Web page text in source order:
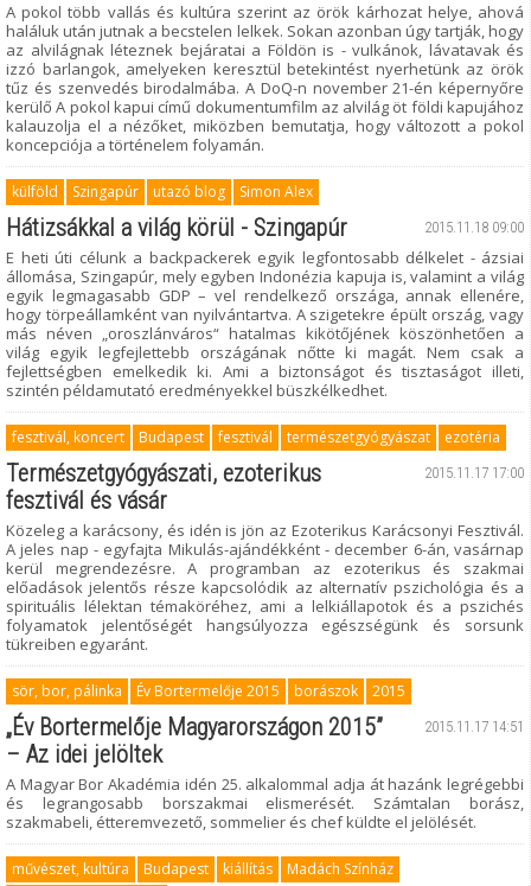
A pokol több vallás és kultúra szerint az örök kárhozat helye, ahová
haláluk után jutnak a becstelen lelkek. Sokan azonban úgy tartják, hogy
az alvilágnak léteznek bejáratai a Földön is - vulkánok, lávatavak és
izzó barlangok, amelyeken keresztül betekintést nyerhetünk az örök
tűz és szenvedés birodalmába. A DoQ-n november 21-én képernyőre
kerülő A pokol kapui című dokumentumfilm az alvilág öt földi kapujához
kalauzolja el a nézőket, miközben bemutatja, hogy változott a pokol
koncepciója a történelem folyamán.
külföld Szingapúr utazó blog Simon Alex
2015.11.18 09:00
Hátizsákkal a világ körül - Szingapúr
E heti úti célunk a backpackerek egyik legfontosabb délkelet - ázsiai
állomása, Szingapúr, mely egyben Indonézia kapuja is, valamint a világ
egyik legmagasabb GDP – vel rendelkező országa, annak ellenére,
hogy törpeállamként van nyilvántartva. A szigetekre épült ország, vagy
más néven „oroszlánváros“ hatalmas kikötőjének köszönhetően a
világ egyik legfejlettebb országának nőtte ki magát. Nem csak a
fejlettségben emelkedik ki. Ami a biztonságot és tisztaságot illeti,
szintén példamutató eredményekkel büszkélkedhet.
fesztivál, koncert Budapest fesztivál természetgyógyászat ezotéria
2015.11.17 17:00
Természetgyógyászati, ezoterikus
fesztivál és vásár
Közeleg a karácsony, és idén is jön az Ezoterikus Karácsonyi Fesztivál.
A jeles nap - egyfajta Mikulás-ajándékként - december 6-án, vasárnap
kerül megrendezésre. A programban az ezoterikus és szakmai
előadások jelentős része kapcsolódik az alternatív pszichológia és a
spirituális lélektan témaköréhez, ami a lelkiállapotok és a pszichés
folyamatok jelentőségét hangsúlyozza egészségünk és sorsunk
tükreiben egyaránt.
sör, bor, pálinka Év Bortermelője 2015 borászok 2015
2015.11.17 14:51
„Év Bortermelője Magyarországon 2015”
– Az idei jelöltek
A Magyar Bor Akadémia idén 25. alkalommal adja át hazánk legrégebbi
és legrangosabb borszakmai elismerését. Számtalan borász,
szakmabeli, étteremvezető, sommelier és chef küldte el jelölését.
művészet, kultúra Budapest kiállítás
Madách Színház